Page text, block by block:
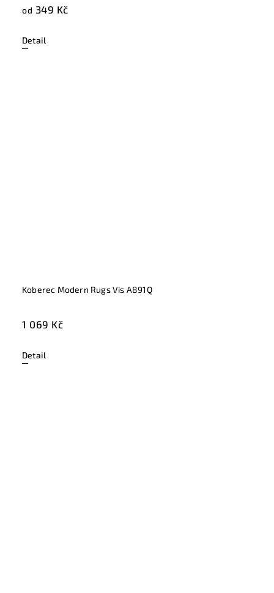
od 349 Kč
Detail
Koberec Modern Rugs Vis A891Q
1 069 Kč
Detail